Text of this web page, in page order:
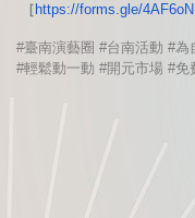
［ https://forms.gle/
#臺南演藝圈 #台南活動 #
#輕鬆動一動 #開元市場 #免